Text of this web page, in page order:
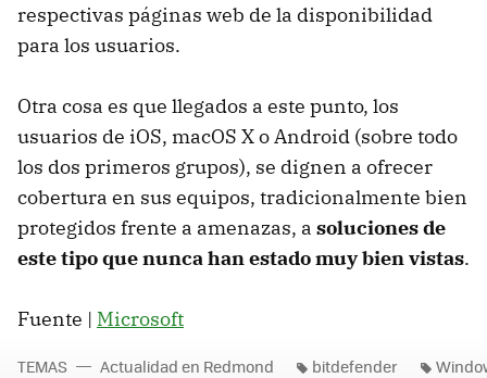
respectivas páginas web de la disponibilidad
para los usuarios.
Otra cosa es que llegados a este punto, los
usuarios de iOS, macOS X o Android (sobre todo
los dos primeros grupos), se dignen a ofrecer
cobertura en sus equipos, tradicionalmente bien
protegidos frente a amenazas, a soluciones de
este tipo que nunca han estado muy bien vistas.
Fuente | Microsoft
TEMAS Actualidad en Redmond bitdefender